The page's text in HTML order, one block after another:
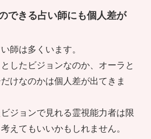
土地を鎮める 三陸でイタ
視によって「視えてしま
悩みもある
できる占い師にも個人差が
師は多くいます。
したビジョンなのか、オーラと
けなのかは個人差が出てきま
ジョンで見れる霊視能力者は限
えてもいいかもしれません。